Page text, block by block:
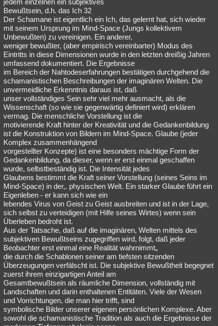
jedem einzelnen ein subjektives
Bewußtsein, d.h. das Ich 32
Der Schamane ist eigentlich ein Ich, das gelernt hat, sich wieder
mit seinem Ursprung im Mind-Space (Jungs kollektivem
Unbewußten) zu vereinigen. Ein anderer,
weniger bewußter, (aber empirisch vereinbarter) Modus des
Eintritts in diese Dimensionen wurde in den letzten dreißig Jahren
umfassend dokumentiert. Die Ergebnisse
im Bereich der Nahtodeserfahrungen bestätigen durchgehend die
schamanistischen Beschreibungen der imaginären Welten. Die
unvermeidliche Erkenntnis daraus ist, daß
unser vollständiges Sein sehr viel mehr ausmacht, als die
Wissenschaft (so wie sie gegenwärtig definiert wird) erklären
vermag. Die menschliche Vorstellung ist die
motivierende Kraft hinter der Kreativität und die Gedankenbildung
ist die Konstruktion von Bildern im Mind-Space. Glaube (jeder
Komplex zusammenhängend
vorgestellter Konzepte) ist eine besonders mächtige Form der
Gedankenbildung, da dieser, wenn er erst einmal geschaffen
wurde, selbstbeständig ist. Die Intensität jedes
Glaubens bestimmt die Kraft seiner Vorstellung (seines Seins im
Mind-Space) in der,. physischen Welt. Ein starker Glaube führt ein
Eigenleben - er kann sich wie ein
lebendes Virus von Geist zu Geist ausbreiten und ist in der Lage,
sich selbst zu verteidigen (mit Hilfe seines Wirtes) wenn sein
Überleben bedroht ist.
Aus der Tatsache, daß auf die imaginären, Welten mittels des
subjektiven Bewußtseins zugegriffen wird, folgt, daß jeder
Beobachter erst einmal eine Realität wahrnimmt„
die durch die Schablonen seiner am tiefsten sitzenden
Überzeugungen verfälscht ist. Die subjektive Bewußtheit begegnet
zuerst ihrem einzigartigen Anteil am
Gesamtbewußtsein als räumliche Dimension, vollständig mit
Landschaften und darin enthaltenen Entitäten. Viele der Wesen
und Vorrichtungen, die man hier trifft, sind
symbolische Bilder unserer eigenen persönlichen Komplexe. Aber
sowohl die schamanistische Tradition als auch die Ergebnisse der